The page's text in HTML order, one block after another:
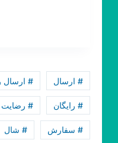
# ارسال # ارسال
# رایگان # رضایت
# سفارش # شال